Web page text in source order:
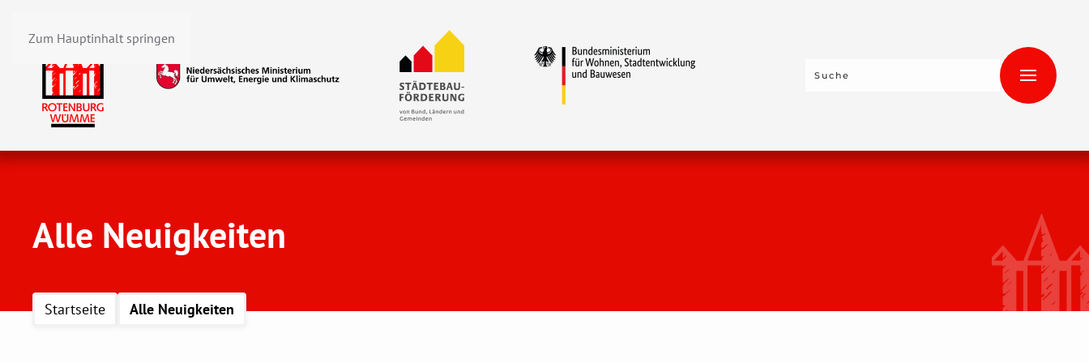
Zum Hauptinhalt springen
Startseite Alle Neuigkeiten
Alle Neuigkeiten